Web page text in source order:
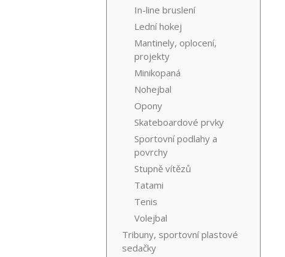
In-line bruslení
Lední hokej
Mantinely, oplocení,
projekty
Minikopaná
Nohejbal
Opony
Skateboardové prvky
Sportovní podlahy a
povrchy
Stupně vítězů
Tatami
Tenis
Volejbal
Tribuny, sportovní plastové
sedačky